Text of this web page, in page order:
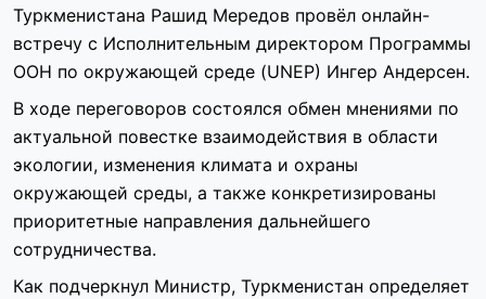
Туркменистана Рашид Мередов провёл онлайн-
встречу с Исполнительным директором Программы
ООН по окружающей среде (UNEP) Ингер Андерсен.
В ходе переговоров состоялся обмен мнениями по
актуальной повестке взаимодействия в области
экологии, изменения климата и охраны
окружающей среды, а также конкретизированы
приоритетные направления дальнейшего
сотрудничества.
Как подчеркнул Министр, Туркменистан определяет